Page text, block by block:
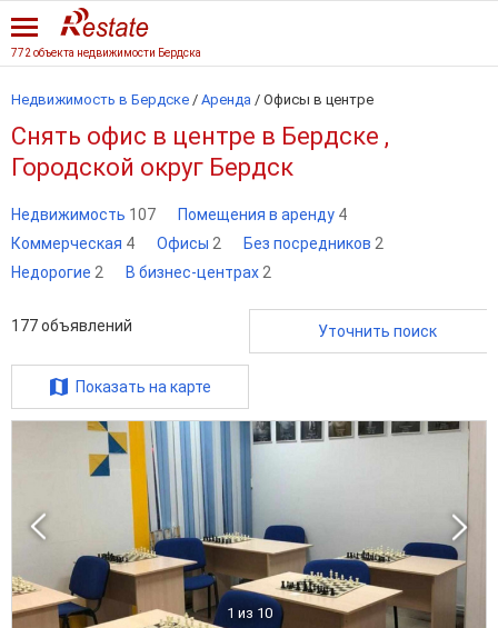
772 объекта недвижимости Бердска
Недвижимость в Бердске / Аренда / Офисы в центре
Снять офис в центре в Бердске ,
Городской округ Бердск
Недвижимость 107 Помещения в аренду 4
Коммерческая 4 Офисы 2 Без посредников 2
Недорогие 2 В бизнес-центрах 2
177объявлений Уточнить поиск
Показать на карте
1 из 10